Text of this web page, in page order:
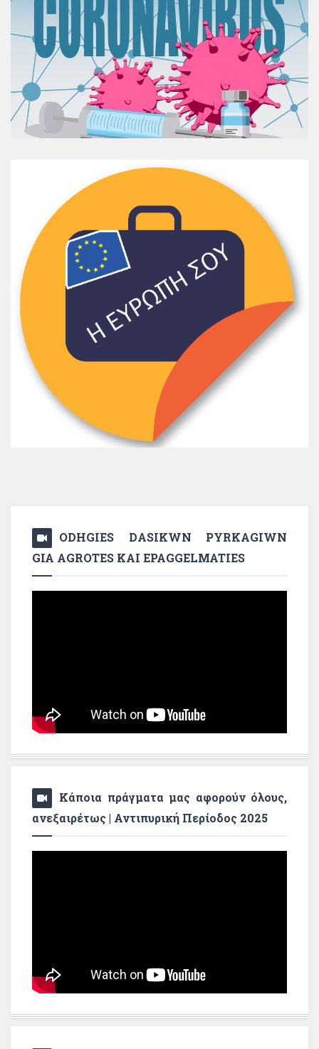
ODHGIES DASIKWN PYRKAGIWN
GIA AGROTES KAI EPAGGELMATIES
Κάποια πράγματα μας αφορούν όλους,
ανεξαιρέτως | Αντιπυρική Περίοδος 2025